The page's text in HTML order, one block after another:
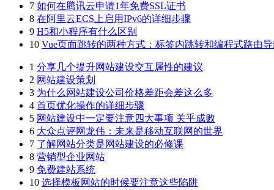
7 如何在腾讯云申请1年免费SSL证书
8 在阿里云ECS上启用IPv6的详细步骤
9 H5和小程序有什么区别
10 Vue页面跳转的两种方式：标签内跳转和编程式路由导
1 分享几个提升网站建设交互属性的建议
2 网站建设策划
3 为什么网站建设公司价格差距会差这么多
4 首页优化操作的详细步骤
5 网站建设中一定要注意四大事项 关乎成败
6 大众点评网龙伟：未来是移动互联网的世界
7 了解网站分类是网站建设的必修课
8 营销型企业网站
9 免费建站系统
10 选择模板网站的时候要注意这些陷阱